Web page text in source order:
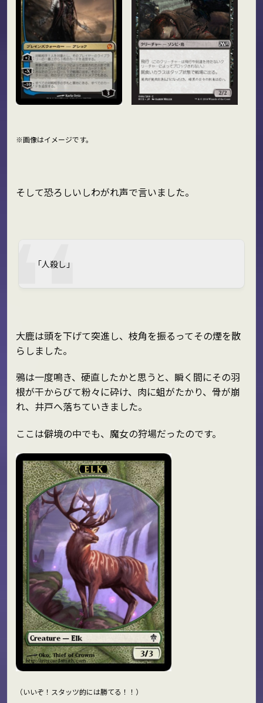
※画像はイメージです。
そして恐ろしいしわがれ声で言いました。
「人殺し」
大鹿は頭を下げて突進し、枝角を振るってその煙を散
らしました。
鴉は一度鳴き、硬直したかと思うと、瞬く間にその羽
根が干からびて粉々に砕け、肉に蛆がたかり、骨が崩
れ、井戸へ落ちていきました。
ここは僻境の中でも、魔女の狩場だったのです。
（いいぞ！スタッツ的には勝てる！！）